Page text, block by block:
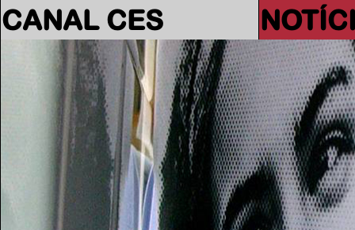
CANAL CES